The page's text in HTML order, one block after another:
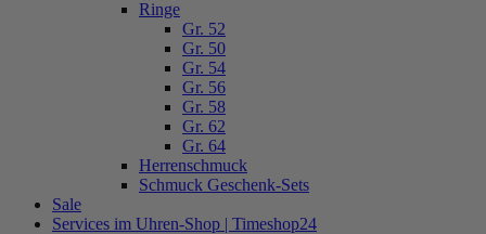
Ringe
Gr. 52
Gr. 50
Gr. 54
Gr. 56
Gr. 58
Gr. 62
Gr. 64
Herrenschmuck
Schmuck Geschenk-Sets
Sale
Services im Uhren-Shop | Timeshop24